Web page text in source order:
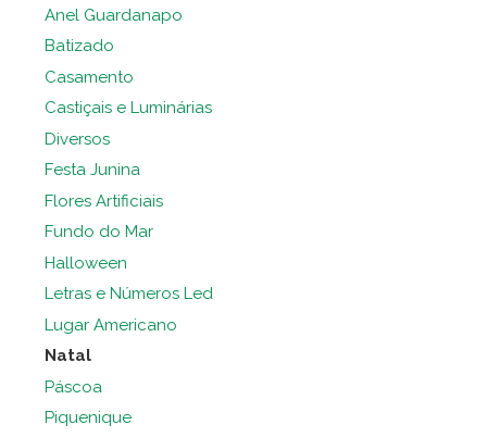
Anel Guardanapo
Batizado
Casamento
Castiçais e Luminárias
Diversos
Festa Junina
Flores Artificiais
Fundo do Mar
Halloween
Letras e Números Led
Lugar Americano
Natal
Páscoa
Piquenique